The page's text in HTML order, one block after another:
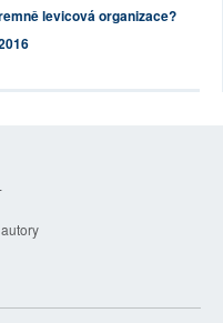
levicová organizace?